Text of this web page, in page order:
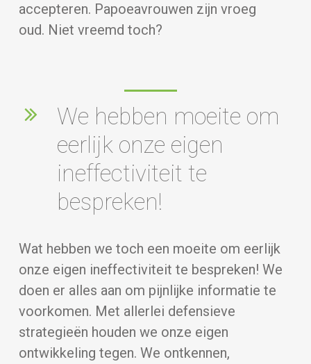
accepteren. Papoeavrouwen zijn vroeg
oud. Niet vreemd toch?
We hebben moeite om
eerlijk onze eigen
ineffectiviteit te
bespreken!
Wat hebben we toch een moeite om eerlijk
onze eigen ineffectiviteit te bespreken! We
doen er alles aan om pijnlijke informatie te
voorkomen. Met allerlei defensieve
strategieën houden we onze eigen
ontwikkeling tegen. We ontkennen,